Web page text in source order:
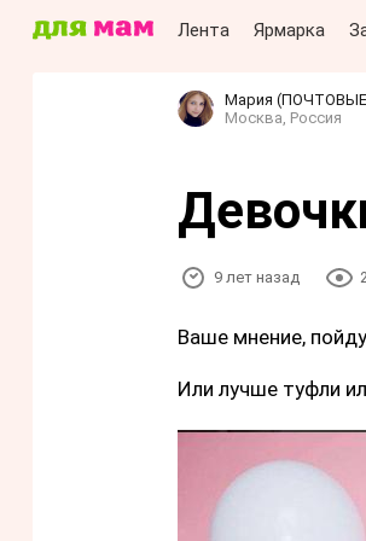
Лента Ярмарка
Мария
Москва, Россия
9 лет назад
Ваше мнение,
Или лучше туфли